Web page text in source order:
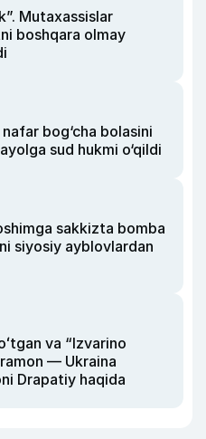
Mutaxassislar
boshqara olmay
bog‘cha bolasini
sud hukmi o‘qildi
sakkizta bomba
siyosiy ayblovlardan
va “Izvarino
— Ukraina
Drapatiy haqida